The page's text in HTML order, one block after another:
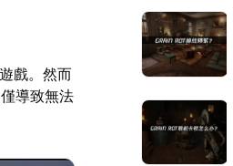
戲。然而
導致無法